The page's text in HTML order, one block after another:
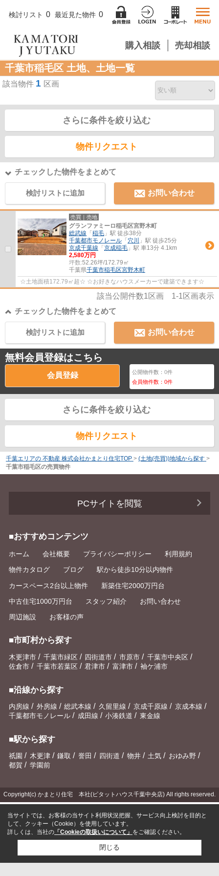
検討リスト 0 最近見た物件 0
購入相談 売却相談
千葉市稲毛区 土地、土地一覧
該当物件 1 区画
さらに条件を絞り込む
物件リクエスト
チェックした物件をまとめて
検討リストに追加 お問い合わせ
売買｜売地
グランファミーロ稲毛区宮野木町
総武線 「 稲毛 」駅 徒歩38分
千葉都市モノレール 「 穴川
」駅 徒歩25分
京成千葉線 「 京成稲毛 」駅 車13分 4.1km
2,580万円
坪数:52.26坪/172.79㎡
千葉県千葉市稲毛区宮野木町
☆土地面積172.79㎡超☆ ☆お好きなハウスメーカーで建築できます☆
該当公開件数1区画 1-1区画表示
チェックした物件をまとめて
お問い合わせ
検討リストに追加
無料会員登録はこちら
会員登録 公開物件数：0件
会員物件数：0件
さらに条件を絞り込む
物件リクエスト
千葉エリアの 不動産 株式会社かまとり住宅TOP > (土地(売買))地域から探す >
千葉市稲毛区の売買物件
PCサイトを閲覧
■おすすめコンテンツ
ホーム 会社概要 プライバシーポリシー 利用規約
物件カタログ ブログ 駅から徒歩10分以内物件
カースペース2台以上物件 新築住宅2000万円台
中古住宅1000万円台 スタッフ紹介 お問い合わせ
周辺施設 お客様の声
■市町村から探す
木更津市 / 千葉市緑区 / 四街道市 / 市原市 / 千葉市中央区 /
佐倉市 / 千葉市若葉区 / 君津市 / 富津市 / 袖ケ浦市
■沿線から探す
内房線 / 外房線 / 総武本線 / 久留里線 / 京成千原線 / 京成本線 /
千葉都市モノレール / 成田線 / 小湊鉄道 / 東金線
■駅から探す
祇園 / 木更津 / 鎌取 / 誉田 / 四街道 / 物井 / 土気 / おゆみ野 /
都賀 / 学園前
Copyright(c) かまとり住宅 本社(ピタットハウス千葉中央店) All rights reserved.
当サイトでは、お客様の当サイト利用状況把握、サービス向上検討を目的と
して、クッキー（Cookie）を使用しています。
詳しくは、当社の 「Cookieの取扱いについて」 をご確認ください。
閉じる